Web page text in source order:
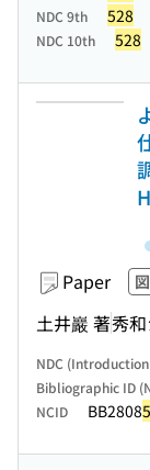
NDC 9th 528
NDC 10th 528
Paper
土井巖 著秀
NDC
Bibliographic ID
NCID BB2808